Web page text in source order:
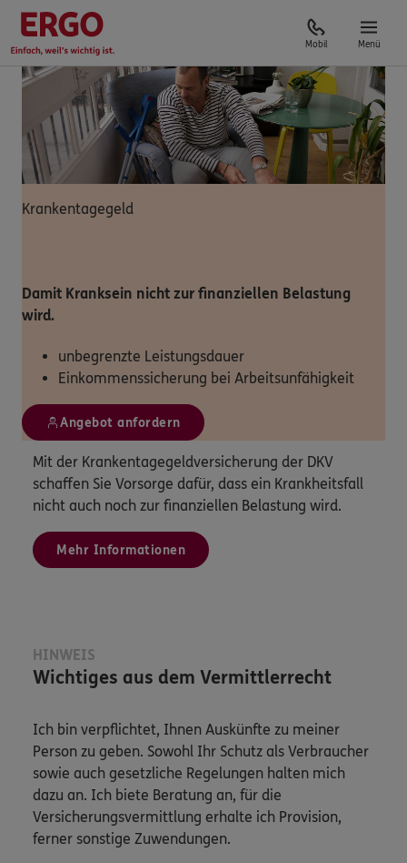
Mobil Menü
Krankentagegeld
Damit Kranksein nicht zur finanziellen Belastung
wird.
unbegrenzte Leistungsdauer
Einkommenssicherung bei Arbeitsunfähigkeit
Angebot anfordern
Mit der Krankentagegeldversicherung der DKV
schaffen Sie Vorsorge dafür, dass ein Krankheitsfall
nicht auch noch zur finanziellen Belastung wird.
Mehr Informationen
HINWEIS
Wichtiges aus dem Vermittlerrecht
Ich bin verpflichtet, Ihnen Auskünfte zu meiner
Person zu geben. Sowohl Ihr Schutz als Verbraucher
sowie auch gesetzliche Regelungen halten mich
dazu an. Ich biete Beratung an, für die
Versicherungsvermittlung erhalte ich Provision,
ferner sonstige Zuwendungen.